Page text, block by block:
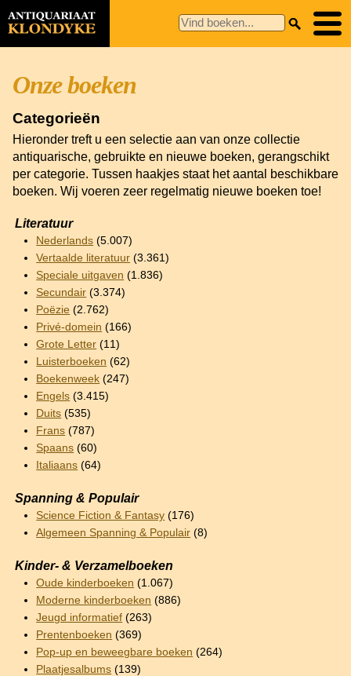
Onze boeken
Categorieën
Hieronder treft u een selectie aan van onze collectie
antiquarische, gebruikte en nieuwe boeken, gerangschikt
per categorie. Tussen haakjes staat het aantal beschikbare
boeken. Wij voeren zeer regelmatig nieuwe boeken toe!
Literatuur
Nederlands (5.007)
Vertaalde literatuur (3.361)
Speciale uitgaven (1.836)
Secundair (3.374)
Poëzie (2.762)
Privé-domein (166)
Grote Letter (11)
Luisterboeken (62)
Boekenweek (247)
Engels (3.415)
Duits (535)
Frans (787)
Spaans (60)
Italiaans (64)
Spanning & Populair
Science Fiction & Fantasy (176)
Algemeen Spanning & Populair (8)
Kinder- & Verzamelboeken
Oude kinderboeken (1.067)
Moderne kinderboeken (886)
Jeugd informatief (263)
Prentenboeken (369)
Pop-up en beweegbare boeken (264)
Plaatjesalbums (139)